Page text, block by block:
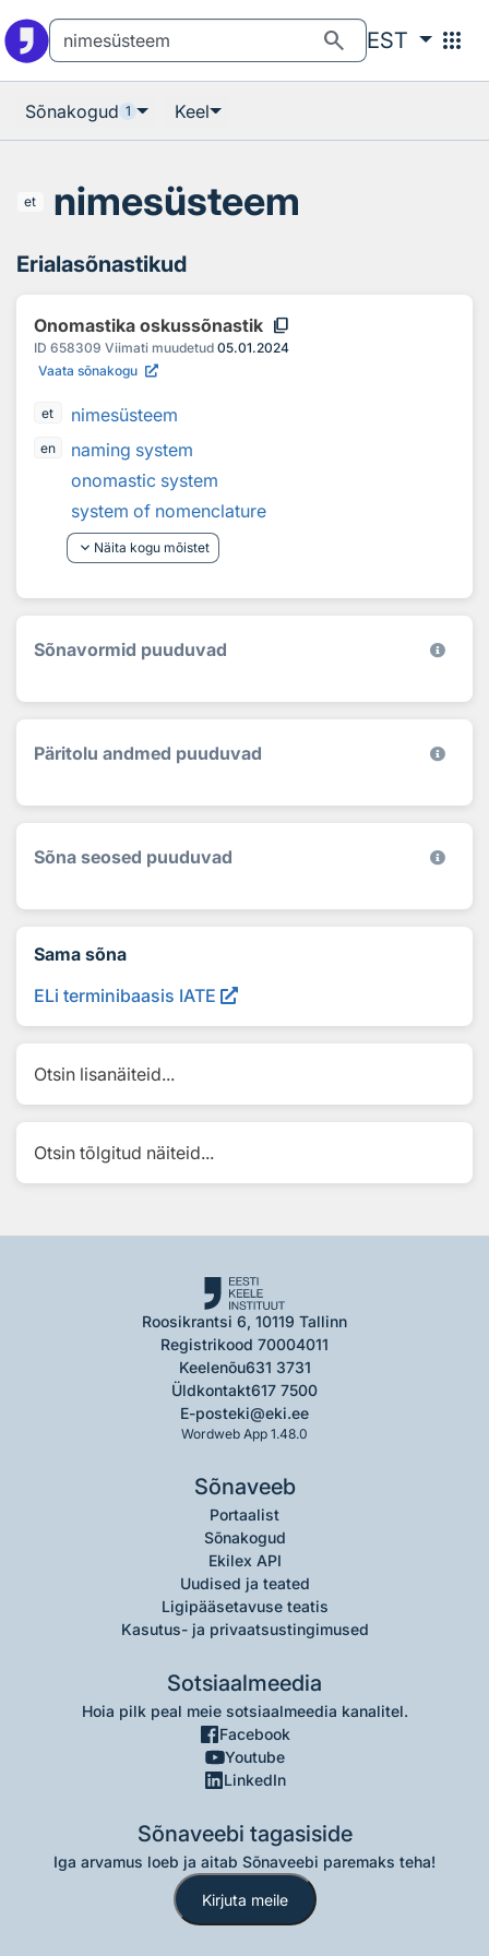
search EST apps
Sõnakogud 1 Keel
et nimesüsteem
Erialasõnastikud
Onomastika oskussõnastik content_copy
ID 658309 Viimati muudetud 05.01.2024
Vaata sõnakogu
et nimesüsteem
en
naming system
onomastic system
system of nomenclature
keyboard_arrow_down Näita kogu mõistet
Sõnavormid puuduvad
Päritolu andmed puuduvad
Sõna seosed puuduvad
Sama sõna
ELi terminibaasis IATE
Otsin lisanäiteid...
Otsin tõlgitud näiteid...
Roosikrantsi 6, 10119 Tallinn
Registrikood 70004011
Keelenõu631 3731
Üldkontakt617 7500
E-posteki@eki.ee
Wordweb App 1.48.0
Sõnaveeb
Portaalist
Sõnakogud
Ekilex API
Uudised ja teated
Ligipääsetavuse teatis
Kasutus- ja privaatsustingimused
Sotsiaalmeedia
Hoia pilk peal meie sotsiaalmeedia kanalitel.
Facebook
Youtube
LinkedIn
Sõnaveebi tagasiside
Iga arvamus loeb ja aitab Sõnaveebi paremaks teha!
Kirjuta meile